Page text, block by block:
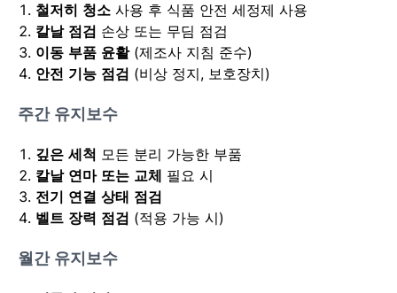
철저히 청소 사용 후 식품 안전 세정제 사용
칼날 점검 손상 또는 무딤 점검
이동 부품 윤활(제조사 지침 준수)
안전 기능 점검 (비상 정지, 보호장치)
주간 유지보수
깊은 세척 모든 분리 가능한 부품
칼날 연마 또는 교체 필요 시
전기 연결 상태 점검
벨트 장력 점검 (적용 가능 시)
월간 유지보수